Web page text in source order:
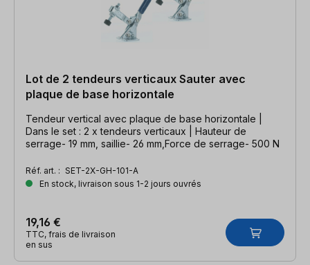
Lot de 2 tendeurs verticaux Sauter avec
plaque de base horizontale
Tendeur vertical avec plaque de base horizontale |
Dans le set : 2 x tendeurs verticaux | Hauteur de
serrage- 19 mm, saillie- 26 mm,Force de serrage- 500 N
Réf. art. : SET-2X-GH-101-A
En stock, livraison sous 1-2 jours ouvrés
19,16 €
TTC, frais de livraison
en sus